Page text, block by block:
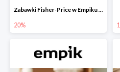
Zabawki Fisher-Price w Empiku do -20%
20%